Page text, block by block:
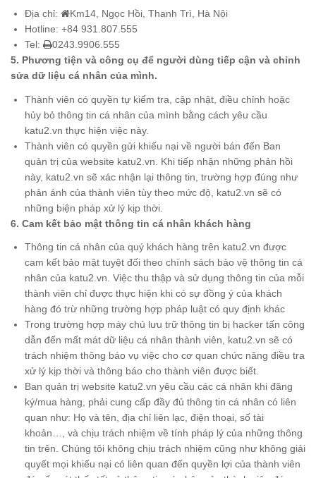
Địa chỉ:
Km14, Ngọc Hồi, Thanh Trì, Hà Nội
Hotline: +84 931.807.555
Tel:
0243.9906.555
5. Phương tiện và công cụ để người dùng tiếp cận và chỉnh
sửa dữ liệu cá nhân của mình.
Thành viên có quyền tự kiểm tra, cập nhật, điều chỉnh hoặc
hủy bỏ thông tin cá nhân của mình bằng cách yêu cầu
katu2.vn thực hiện việc này.
Thành viên có quyền gửi khiếu nại về người bán đến Ban
quản trị của website katu2.vn. Khi tiếp nhận những phản hồi
này, katu2.vn sẽ xác nhận lại thông tin, trường hợp đúng như
phản ánh của thành viên tùy theo mức độ, katu2.vn sẽ có
những biện pháp xử lý kịp thời.
6. Cam kết bảo mật thông tin cá nhân khách hàng
Thông tin cá nhân của quý khách hàng trên katu2.vn được
cam kết bảo mật tuyệt đối theo chính sách bảo vệ thông tin cá
nhân của katu2.vn. Việc thu thập và sử dụng thông tin của mỗi
thành viên chỉ được thực hiện khi có sự đồng ý của khách
hàng đó trừ những trường hợp pháp luật có quy định khác
Trong trường hợp máy chủ lưu trữ thông tin bị hacker tấn công
dẫn đến mất mát dữ liệu cá nhân thành viên, katu2.vn sẽ có
trách nhiệm thông báo vụ việc cho cơ quan chức năng điều tra
xử lý kịp thời và thông báo cho thành viên được biết.
Ban quản trị website katu2.vn yêu cầu các cá nhân khi đăng
ký/mua hàng, phải cung cấp đầy đủ thông tin cá nhân có liên
quan như: Họ và tên, địa chỉ liên lạc, điện thoại, số tài
khoản…, và chịu trách nhiệm về tính pháp lý của những thông
tin trên. Chúng tôi không chịu trách nhiệm cũng như không giải
quyết mọi khiếu nại có liên quan đến quyền lợi của thành viên